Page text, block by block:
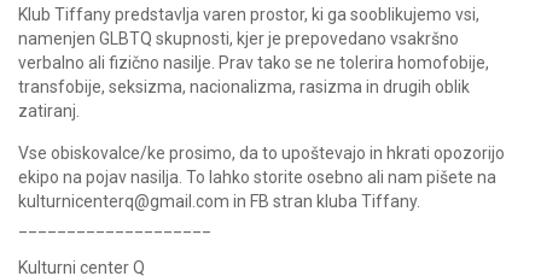
Klub Tiffany predstavlja varen prostor, ki ga sooblikujemo vsi,
namenjen GLBTQ skupnosti, kjer je prepovedano vsakršno
verbalno ali fizično nasilje. Prav tako se ne tolerira homofobije,
transfobije, seksizma, nacionalizma, rasizma in drugih oblik
zatiranj.
Vse obiskovalce/ke prosimo, da to upoštevajo in hkrati opozorijo
ekipo na pojav nasilja. To lahko storite osebno ali nam pišete na
kulturnicenterq@gmail.com in FB stran kluba Tiffany.
Kulturni center Q